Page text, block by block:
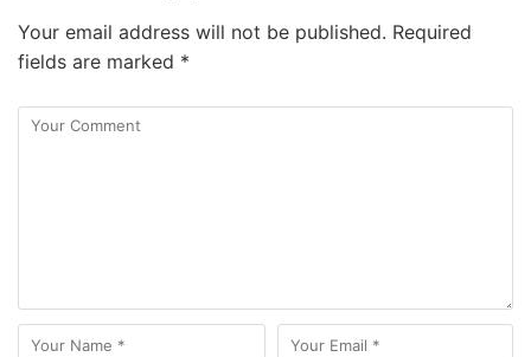
Your email address will not be published. Required
fields are marked *